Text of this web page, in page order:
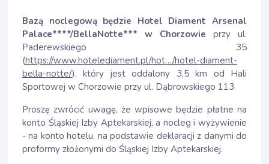
Bazą noclegową będzie Hotel Diament Arsenal
Palace****/BellaNotte*** w Chorzowie przy ul.
Paderewskiego 35
(https://www.hotelediament.pl/hot…/hotel-diament-
bella-notte/), który jest oddalony 3,5 km od Hali
Sportowej w Chorzowie przy ul. Dąbrowskiego 113.
Proszę zwrócić uwagę, że wpisowe będzie płatne na
konto Śląskiej Izby Aptekarskiej, a nocleg i wyżywienie
- na konto hotelu, na podstawie deklaracji z danymi do
proformy złożonymi do Śląskiej Izby Aptekarskiej.